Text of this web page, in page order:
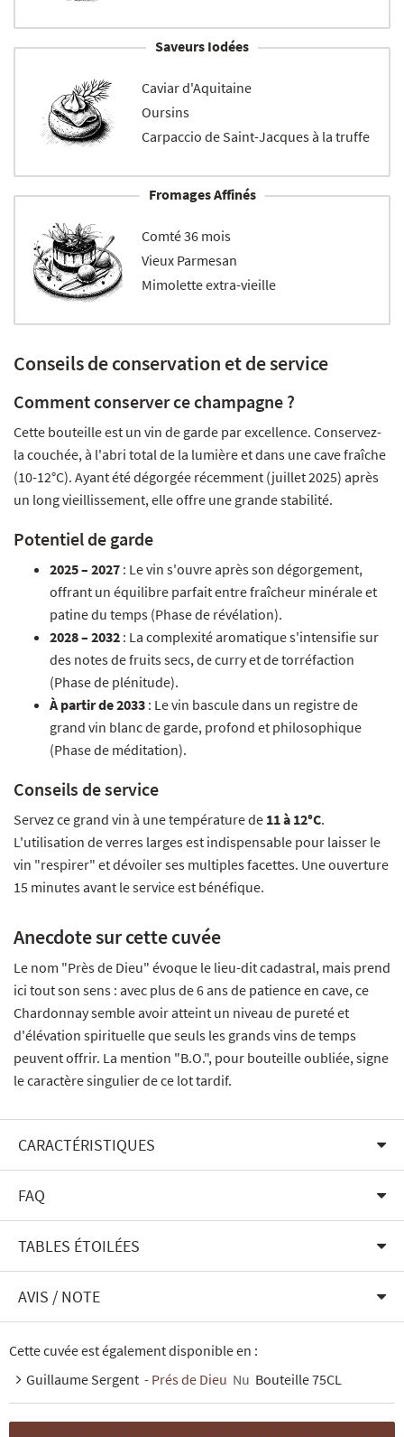
Saveurs Iodées
Caviar d'Aquitaine
Oursins
Carpaccio de Saint-Jacques à la truffe
Fromages Affinés
Comté 36 mois
Vieux Parmesan
Mimolette extra-vieille
Conseils de conservation et de service
Comment conserver ce champagne ?
Cette bouteille est un vin de garde par excellence. Conservez-
la couchée, à l'abri total de la lumière et dans une cave fraîche
(10-12°C). Ayant été dégorgée récemment (juillet 2025) après
un long vieillissement, elle offre une grande stabilité.
Potentiel de garde
2025 – 2027 : Le vin s'ouvre après son dégorgement,
offrant un équilibre parfait entre fraîcheur minérale et
patine du temps (Phase de révélation).
2028 – 2032 : La complexité aromatique s'intensifie sur
des notes de fruits secs, de curry et de torréfaction
(Phase de plénitude).
À partir de 2033 : Le vin bascule dans un registre de
grand vin blanc de garde, profond et philosophique
(Phase de méditation).
Conseils de service
Servez ce grand vin à une température de 11 à 12°C.
L'utilisation de verres larges est indispensable pour laisser le
vin "respirer" et dévoiler ses multiples facettes. Une ouverture
15 minutes avant le service est bénéfique.
Anecdote sur cette cuvée
Le nom "Près de Dieu" évoque le lieu-dit cadastral, mais prend
ici tout son sens : avec plus de 6 ans de patience en cave, ce
Chardonnay semble avoir atteint un niveau de pureté et
d'élévation spirituelle que seuls les grands vins de temps
peuvent offrir. La mention "B.O.", pour bouteille oubliée, signe
le caractère singulier de ce lot tardif.
CARACTÉRISTIQUES
FAQ
TABLES ÉTOILÉES
AVIS / NOTE
Cette cuvée est également disponible en :
Guillaume Sergent - Prés de Dieu Nu Bouteille 75CL